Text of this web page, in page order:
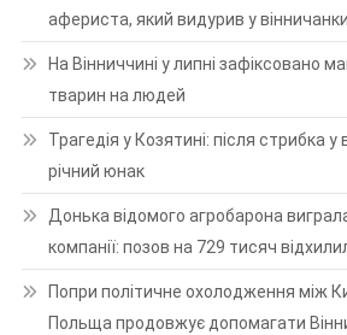
афериста, який видурив у
На Вінниччині у липні зафіксовано
тварин на людей
Трагедія у Козятині: після стрибка у
річний юнак
Донька відомого агробарона
компанії: позов на 729 тисяч
Попри політичне охолодження між
Польща продовжує допомагати